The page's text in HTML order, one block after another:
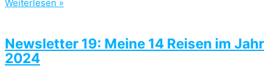
Weiterlesen »
Newsletter 19: Meine 14 Reisen im Jahr
2024